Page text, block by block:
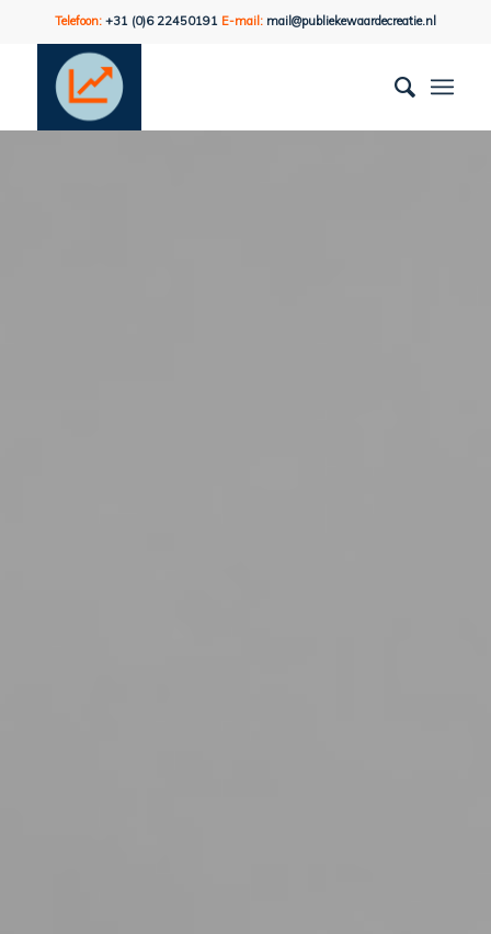
Telefoon: +31 (0)6 22450191E-mail: mail@publiekewaardecreatie.nl